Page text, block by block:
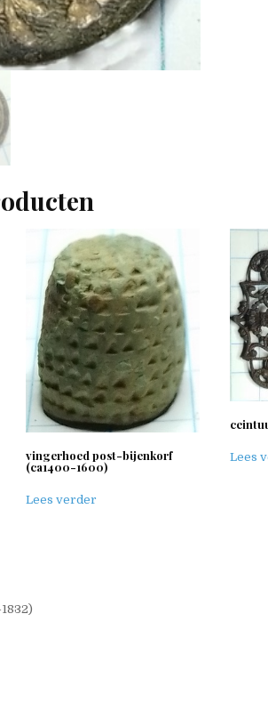
vingerhoed post-bijenkorf
(ca1400-1600)
Lees verder
Lees